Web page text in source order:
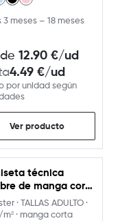
3 meses – 18 meses
12.90 €/ud
4.49 €/ud
por unidad según
Ver producto
técnica
de manga corta
135g
· TALLAS ADULTO ·
m² · manga corta